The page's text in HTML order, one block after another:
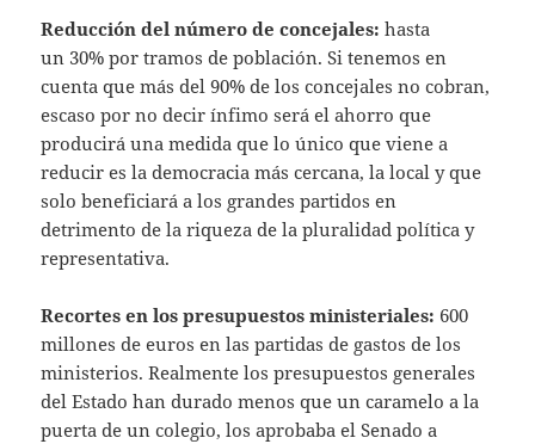
Reducción del número de concejales: hasta
un 30% por tramos de población. Si tenemos en
cuenta que más del 90% de los concejales no cobran,
escaso por no decir ínfimo será el ahorro que
producirá una medida que lo único que viene a
reducir es la democracia más cercana, la local y que
solo beneficiará a los grandes partidos en
detrimento de la riqueza de la pluralidad política y
representativa.
Recortes en los presupuestos ministeriales: 600
millones de euros en las partidas de gastos de los
ministerios. Realmente los presupuestos generales
del Estado han durado menos que un caramelo a la
puerta de un colegio, los aprobaba el Senado a